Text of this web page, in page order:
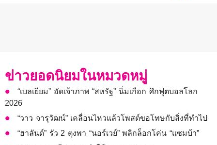
ข่าวยอดนิยมในหมวดหมู่
“เบลเยียม” อัดเจ้าภาพ “สหรัฐ” นิ่มเกือก ศึกฟุตบอลโลก
2026
“วาว จารุวัฒน์” เคลื่อนไหวแล้วโพสต์ขอโทษกับสิ่งที่ทำไป
“ฮาลันด์” รัว 2 ตุงพา “นอร์เวย์” พลิกล็อกโค่น “แซมบ้า”